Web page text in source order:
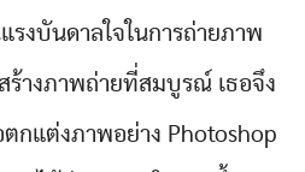
รงบันดาลใจในการถ่ายภาพ
ร้างภาพถ่ายที่สมบูรณ์ เธอจึง
ตกแต่งภาพอย่าง Photoshop